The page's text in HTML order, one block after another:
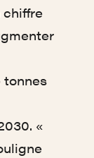
chiffre
tonnes
«